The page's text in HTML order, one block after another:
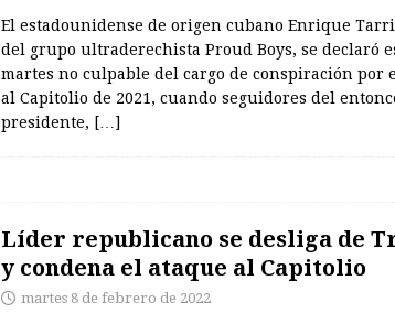
El estadounidense de origen cubano Enrique
del grupo ultraderechista Proud Boys, se declaró
martes no culpable del cargo de conspiración por
al Capitolio de 2021, cuando seguidores del
presidente, […]
Líder republicano se desliga de
y condena el ataque al Capitolio
martes 8 de febrero de 2022